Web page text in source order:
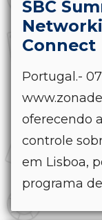
SBC
Connect
Portugal.-
oferecendo
controle
em Lisboa,
programa